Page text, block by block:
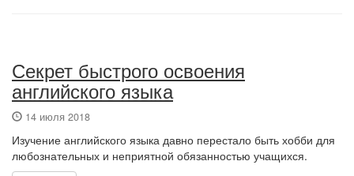
Секрет быстрого освоения
английского языка
14 июля 2018
Изучение английского языка давно перестало быть хобби для
любознательных и неприятной обязанностью учащихся.